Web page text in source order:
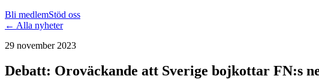
Bli medlemStöd oss
← Alla nyheter
29 november 2023
Debatt: Oroväckande att Sverige bojkottar FN:s